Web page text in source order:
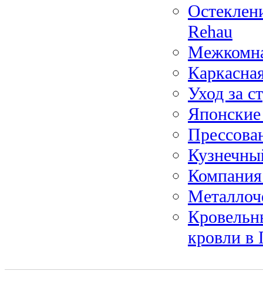
Rehau
Уход за
Японские
кровли в